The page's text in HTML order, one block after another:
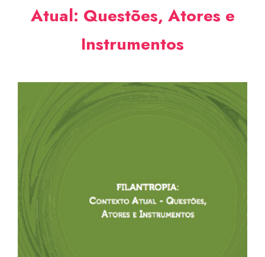
Atual: Questões, Atores e
Instrumentos